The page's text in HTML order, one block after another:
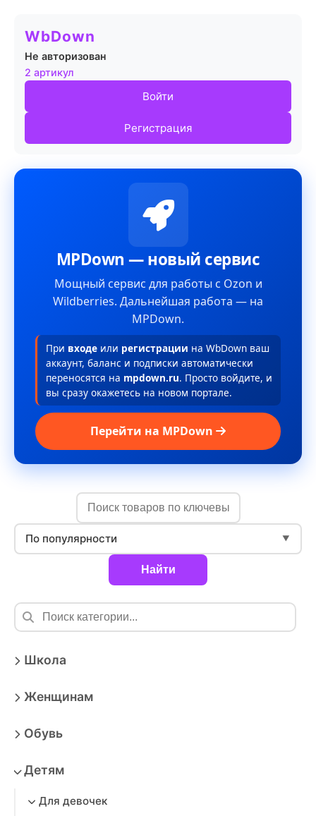
WbDown
Не авторизован
2 артикул
Войти
Регистрация
MPDown — новый сервис
Мощный сервис для работы с Ozon и
Wildberries. Дальнейшая работа — на
MPDown.
При входе или регистрации на WbDown ваш
аккаунт, баланс и подписки автоматически
переносятся на mpdown.ru. Просто войдите, и
вы сразу окажетесь на новом портале.
Перейти на MPDown
По популярности ▼
Найти
Школа
Женщинам
Обувь
Детям
Для девочек